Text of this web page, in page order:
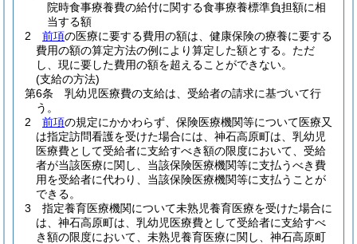
院時食事療養費の給付に関する食事療養標準負担額に相
当する額
2
前項の医療に要する費用の額は、健康保険の療養に要する
費用の額の算定方法の例により算定した額とする。 ただ
し、現に要した費用の額を超えることができない。
(支給の方法)
第6条
乳幼児医療費の支給は、受給者の請求に基づいて行
う。
2
前項の規定にかかわらず、保険医療機関等について医療又
は指定訪問看護を受けた場合には、神石高原町は、乳幼児
医療費として受給者に支給すべき額の限度において、受給
者が当該医療に関し、当該保険医療機関等に支払うべき費
用を受給者に代わり、当該保険医療機関等に支払うことが
できる。
3
指定養育医療機関について未熟児養育医療を受けた場合に
は、神石高原町は、乳幼児医療費として受給者に支給すべ
き額の限度において、未熟児養育医療に関し、神石高原町